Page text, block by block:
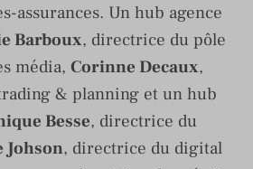
assurances. Un hub agence
Barboux, directrice du pôle
média, Corinne Decaux,
& planning et un hub
Besse, directrice du
Johson, directrice du digital